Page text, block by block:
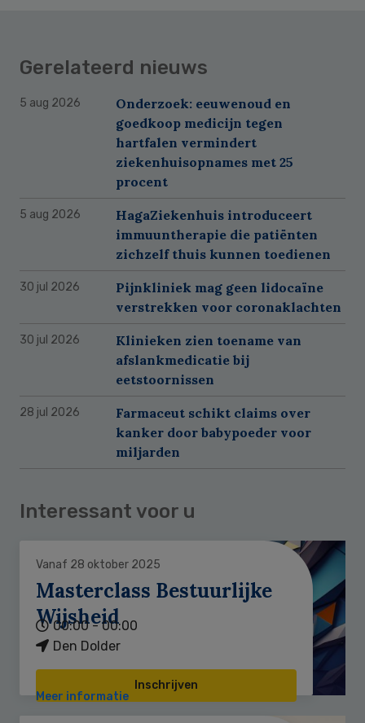
Gerelateerd nieuws
5 aug 2026
Onderzoek: eeuwenoud en
goedkoop medicijn tegen
hartfalen vermindert
ziekenhuisopnames met 25
procent
5 aug 2026
HagaZiekenhuis introduceert
immuuntherapie die patiënten
zichzelf thuis kunnen toedienen
30 jul 2026
Pijnkliniek mag geen lidocaïne
verstrekken voor coronaklachten
30 jul 2026
Klinieken zien toename van
afslankmedicatie bij
eetstoornissen
28 jul 2026
Farmaceut schikt claims over
kanker door babypoeder voor
miljarden
Interessant voor u
Vanaf 28 oktober 2025
Masterclass Bestuurlijke
Wijsheid
00:00 - 00:00
Den Dolder
Inschrijven
Meer informatie